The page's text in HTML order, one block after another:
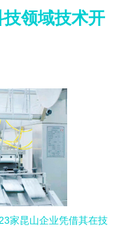
领域技术开
家昆山企业凭借其在技